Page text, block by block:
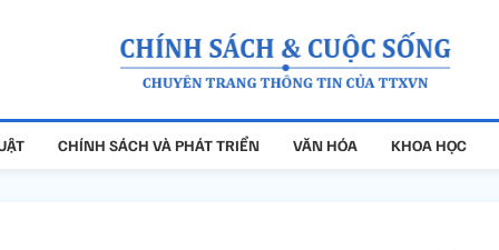
CHÍNH SÁCH VÀ PHÁT TRIỂN VĂN HÓA KHOA HỌC